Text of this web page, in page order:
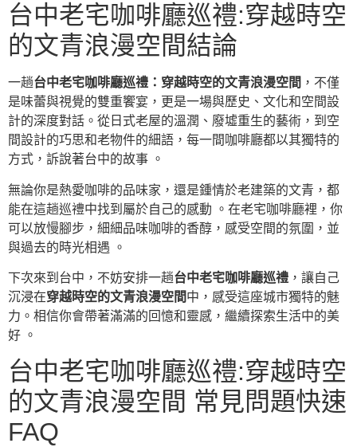
台中老宅咖啡廳巡禮:穿越時空
的文青浪漫空間結論
一趟台中老宅咖啡廳巡禮：穿越時空的文青浪漫空間 ，不僅
是味蕾與視覺的雙重饗宴，更是一場與歷史、文化和空間設
計的深度對話。從日式老屋的溫潤、廢墟重生的藝術，到空
間設計的巧思和老物件的細語，每一間咖啡廳都以其獨特的
方式，訴說著台中的故事 。
無論你是熱愛咖啡的品味家，還是鍾情於老建築的文青，都
能在這趟巡禮中找到屬於自己的感動 。在老宅咖啡廳裡，你
可以放慢腳步，細細品味咖啡的香醇，感受空間的氛圍，並
與過去的時光相遇 。
下次來到台中，不妨安排一趟台中老宅咖啡廳巡禮 ，讓自己
沉浸在穿越時空的文青浪漫空間中，感受這座城市獨特的魅
力。相信你會帶著滿滿的回憶和靈感，繼續探索生活中的美
好 。
台中老宅咖啡廳巡禮:穿越時空
的文青浪漫空間 常見問題快速
FAQ